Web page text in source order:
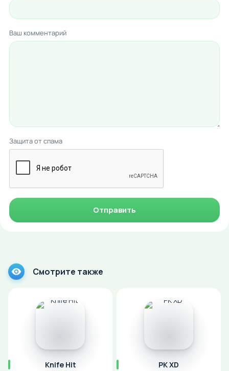
Ваш комментарий
Защита от спама
Отправить
Смотрите также
Knife Hit PK XD